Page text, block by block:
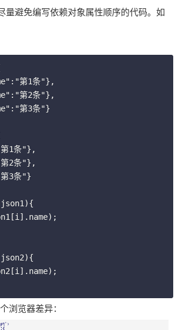
量避免编写依赖对象属性顺序的代码。如
浏览器差异：